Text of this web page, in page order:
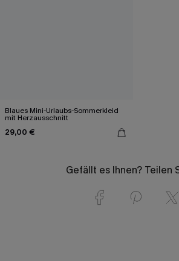
Blaues Mini-Urlaubs-Sommerkleid
mit Herzausschnitt
29,00 €
Gefällt es Ihnen? Teilen